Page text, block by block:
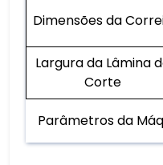
Dimensões da
Largura da Lâmina
Corte
Parâmetros da